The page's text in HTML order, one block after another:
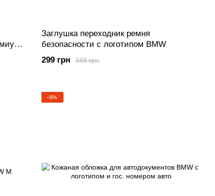
Заглушка переходник ремня
безопасности с логотипом BMW
349 грн
299 грн
−8%